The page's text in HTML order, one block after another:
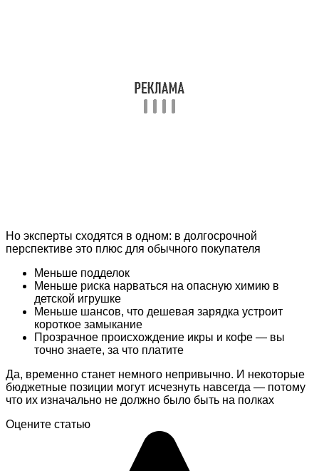
Но эксперты сходятся в одном: в долгосрочной
перспективе это плюс для обычного покупателя
Меньше подделок
Меньше риска нарваться на опасную химию в
детской игрушке
Меньше шансов, что дешевая зарядка устроит
короткое замыкание
Прозрачное происхождение икры и кофе — вы
точно знаете, за что платите
Да, временно станет немного непривычно. И некоторые
бюджетные позиции могут исчезнуть навсегда — потому
что их изначально не должно было быть на полках
Оцените статью